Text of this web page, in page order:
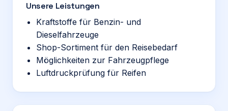
Unsere Leistungen
Kraftstoffe für Benzin- und
Dieselfahrzeuge
Shop-Sortiment für den Reisebedarf
Möglichkeiten zur Fahrzeugpflege
Luftdruckprüfung für Reifen